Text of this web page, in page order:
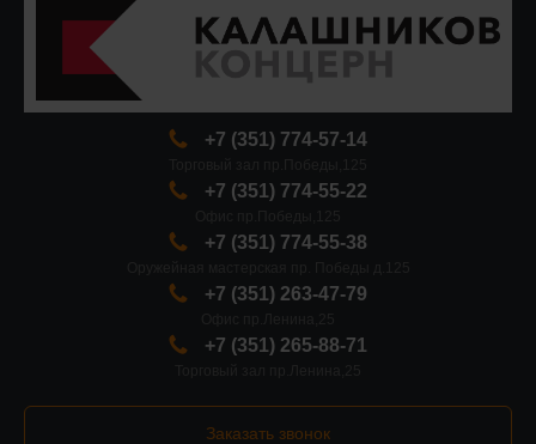
+7 (351) 774-57-14
+7 (351) 774-55-22
+7 (351) 774-55-38
+7 (351) 263-47-79
+7 (351) 265-88-71
Заказать звонок